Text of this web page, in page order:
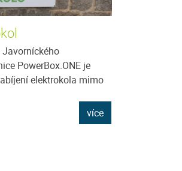
PowerBox.ONE je
elektrokola mimo
více